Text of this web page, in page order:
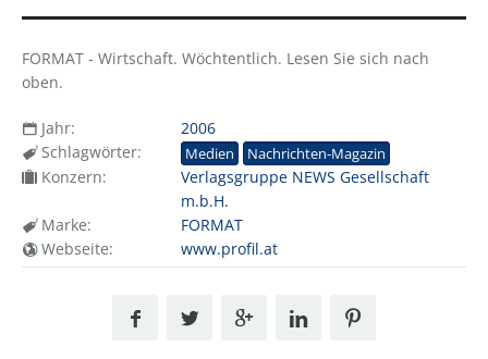
FORMAT - Wirtschaft. Wöchtentlich. Lesen Sie sich nach
oben.
Jahr:
2006
Schlagwörter:
Medien Nachrichten-Magazin
Konzern:
Verlagsgruppe NEWS Gesellschaft
m.b.H.
Marke:
FORMAT
Webseite:
www.profil.at